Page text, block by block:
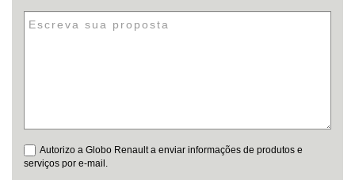
Autorizo a Globo Renault a enviar informações de produtos e
serviços por e-mail.